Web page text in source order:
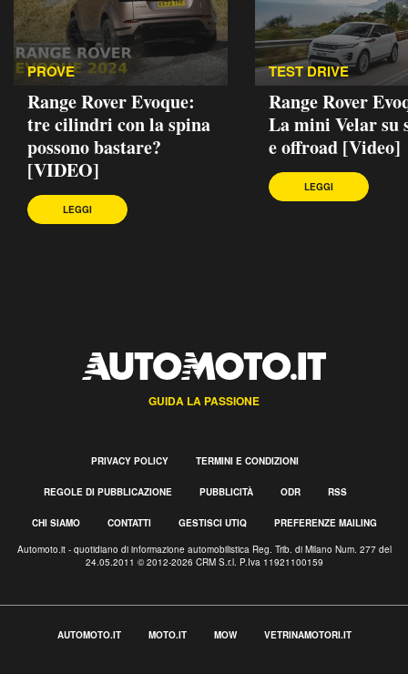
PROVE
Range Rover Evoque:
tre cilindri con la spina
possono bastare?
[VIDEO]
LEGGI
TEST DRIVE
Range Rover
La mini Velar su
e offroad [Video]
LEGGI
GUIDA LA PASSIONE
PRIVACY POLICY TERMINI E CONDIZIONI
REGOLE DI PUBBLICAZIONE PUBBLICITÀ ODR RSS
CHI SIAMO CONTATTI GESTISCI UTIQ PREFERENZE MAILING
Automoto.it - quotidiano di informazione automobilistica Reg. Trib. di Milano Num. 277 del
24.05.2011 © 2012-2026 CRM S.r.l. P.Iva 11921100159
AUTOMOTO.IT MOTO.IT MOW VETRINAMOTORI.IT